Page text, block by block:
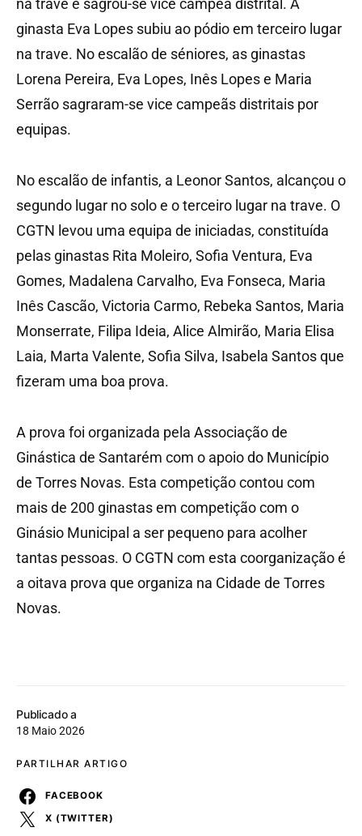
Publicado a
18 Maio 2026
PARTILHAR ARTIGO
FACEBOOK
X (TWITTER)
ginasta Eva Lopes subiu ao pódio em terceiro lugar
na trave. No escalão de séniores, as ginastas
Lorena Pereira, Eva Lopes, Inês Lopes e Maria
Serrão sagraram-se vice campeãs distritais por
equipas.
No escalão de infantis, a Leonor Santos, alcançou o
segundo lugar no solo e o terceiro lugar na trave. O
CGTN levou uma equipa de iniciadas, constituída
pelas ginastas Rita Moleiro, Sofia Ventura, Eva
Gomes, Madalena Carvalho, Eva Fonseca, Maria
Inês Cascão, Victoria Carmo, Rebeka Santos, Maria
Monserrate, Filipa Ideia, Alice Almirão, Maria Elisa
Laia, Marta Valente, Sofia Silva, Isabela Santos que
fizeram uma boa prova.
A prova foi organizada pela Associação de
Ginástica de Santarém com o apoio do Município
de Torres Novas. Esta competição contou com
mais de 200 ginastas em competição com o
Ginásio Municipal a ser pequeno para acolher
tantas pessoas. O CGTN com esta coorganização é
a oitava prova que organiza na Cidade de Torres
Novas.